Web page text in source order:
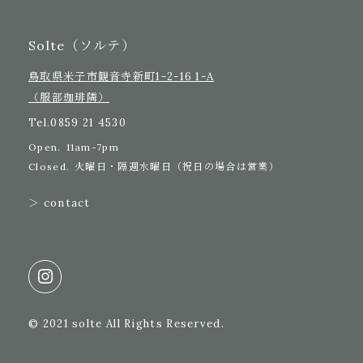
Solte（ソルテ）
鳥取県米子市観音寺新町1-2-16 1-A
（服部珈琲隣）
Tel.0859 21 4530
Open. 11am-7pm
Closed. 火曜日・隔週水曜日（祝日の場合は営業）
＞ contact
© 2021 solte All Rights Reserved.